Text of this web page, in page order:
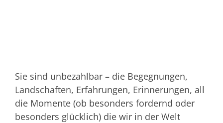
Sie sind unbezahlbar – die Begegnungen,
Landschaften, Erfahrungen, Erinnerungen, all
die Momente (ob besonders fordernd oder
besonders glücklich) die wir in der Welt